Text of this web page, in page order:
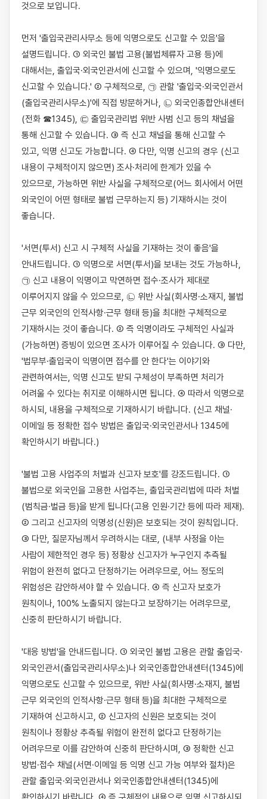
것으로 보입니다.
먼저 '출입국관리사무소 등에 익명으로도 신고할 수 있음'을
설명드립니다. ① 외국인 불법 고용(불법체류자 고용 등)에
대해서는, 출입국·외국인관서에 신고할 수 있으며, '익명으로도
신고할 수 있습니다.' ② 구체적으로, ㉠ 관할 '출입국·외국인관서
(출입국관리사무소)'에 직접 방문하거나, ㉡ 외국인종합안내센터
(전화 ☎1345), ㉢ 출입국관리법 위반 사범 신고 등의 채널을
통해 신고할 수 있습니다. ③ 즉 신고 채널을 통해 신고할 수
있고, 익명 신고도 가능합니다. ④ 다만, 익명 신고의 경우 (신고
내용이 구체적이지 않으면) 조사·처리에 한계가 있을 수
있으므로, 가능하면 위반 사실을 구체적으로(어느 회사에서 어떤
외국인이 어떤 형태로 불법 근무하는지 등) 기재하시는 것이
좋습니다.
'서면(투서) 신고 시 구체적 사실을 기재하는 것이 좋음'을
안내드립니다. ① 익명으로 서면(투서)을 보내는 것도 가능하나,
㉠ 신고 내용이 익명이고 막연하면 접수·조사가 제대로
이루어지지 않을 수 있으므로, ㉡ 위반 사실(회사명·소재지, 불법
근무 외국인의 인적사항·근무 형태 등)을 최대한 구체적으로
기재하시는 것이 좋습니다. ② 즉 익명이라도 구체적인 사실과
(가능하면) 증빙이 있으면 조사가 이루어질 수 있습니다. ③ 다만,
'법무부·출입국이 익명이면 접수를 안 한다'는 이야기와
관련하여서는, 익명 신고도 받되 구체성이 부족하면 처리가
어려울 수 있다는 취지로 이해하시면 됩니다. ④ 따라서 익명으로
하시되, 내용을 구체적으로 기재하시기 바랍니다. (신고 채널·
이메일 등 정확한 접수 방법은 출입국·외국인관서나 1345에
확인하시기 바랍니다.)
'불법 고용 사업주의 처벌과 신고자 보호'를 강조드립니다. ①
불법으로 외국인을 고용한 사업주는, 출입국관리법에 따라 처벌
(범칙금·벌금 등)을 받게 됩니다(고용 인원·기간 등에 따라 제재).
② 그리고 신고자의 익명성(신원)은 보호되는 것이 원칙입니다.
③ 다만, 질문자님께서 우려하시는 대로, (내부 사정을 아는
사람이 제한적인 경우 등) 정황상 신고자가 누구인지 추측될
위험이 완전히 없다고 단정하기는 어려우므로, 어느 정도의
위험성은 감안하셔야 할 수 있습니다. ④ 즉 신고자 보호가
원칙이나, 100% 노출되지 않는다고 보장하기는 어려우므로,
신중히 판단하시기 바랍니다.
'대응 방법'을 안내드립니다. ① 외국인 불법 고용은 관할 출입국·
외국인관서(출입국관리사무소)나 외국인종합안내센터(1345)에
익명으로도 신고할 수 있으므로, 위반 사실(회사명·소재지, 불법
근무 외국인의 인적사항·근무 형태 등)을 최대한 구체적으로
기재하여 신고하시고, ② 신고자의 신원은 보호되는 것이
원칙이나 정황상 추측될 위험이 완전히 없다고 단정하기는
어려우므로 이를 감안하여 신중히 판단하시며, ③ 정확한 신고
방법·접수 채널(서면·이메일 등 익명 신고 가능 여부와 절차)은
관할 출입국·외국인관서나 외국인종합안내센터(1345)에